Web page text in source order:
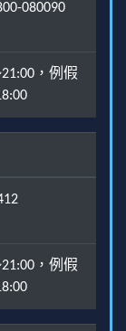
080090
，例假
，例假